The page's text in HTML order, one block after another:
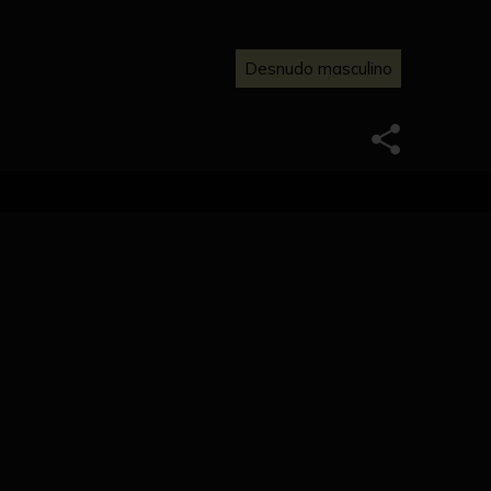
Desnudo masculino